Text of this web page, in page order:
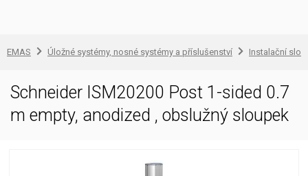
EMAS Úložné systémy, nosné systémy a příslušenství Instalační
Schneider ISM20200 Post 1-sided 0.7
m empty, anodized , obslužný sloupek